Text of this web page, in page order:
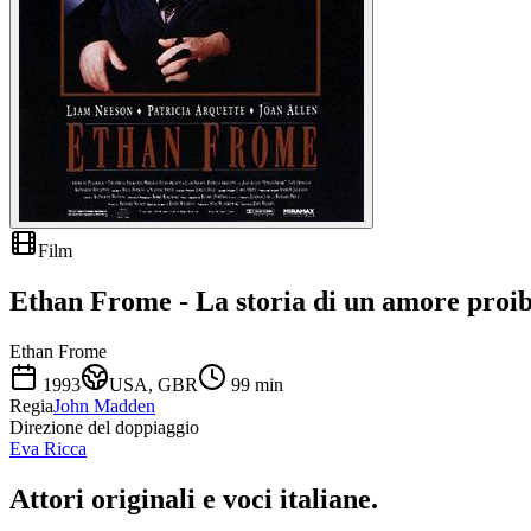
Film
Ethan Frome - La storia di un amore
Ethan Frome
1993
USA, GBR 99 min
RegiaJohn Madden
Direzione del doppiaggio
Eva Ricca
Attori originali e voci italiane.